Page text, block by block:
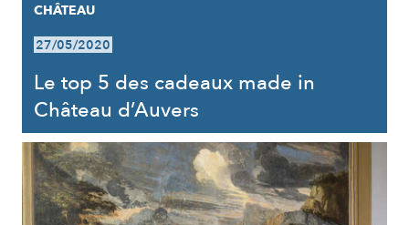
CHÂTEAU
27/05/2020
Le top 5 des cadeaux made in
Château d’Auvers